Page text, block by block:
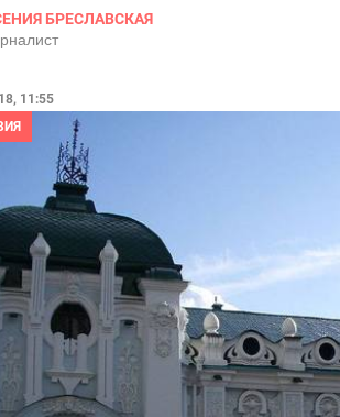
БРЕСЛАВСКАЯ
11:55